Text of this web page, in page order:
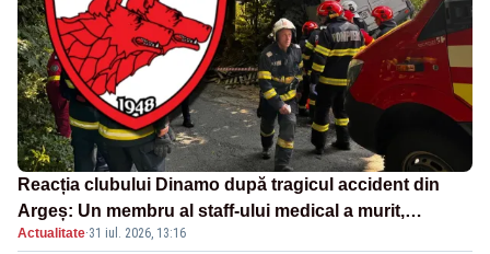
Reacția clubului Dinamo după tragicul accident din
Argeș: Un membru al staff-ului medical a murit,
antrenorul Adrian Ropotan este în spital
Actualitate·31 iul. 2026, 13:16